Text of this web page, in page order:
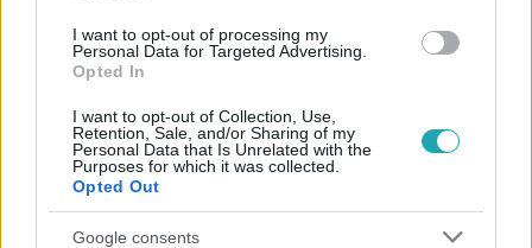
I want to opt-out of processing my
Personal Data for Targeted Advertising.
Opted In
I want to opt-out of Collection, Use,
Retention, Sale, and/or Sharing of my
Personal Data that Is Unrelated with the
Purposes for which it was collected.
Opted Out
Google consents
Népszerű